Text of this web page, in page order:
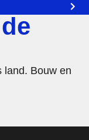
land. Bouw en